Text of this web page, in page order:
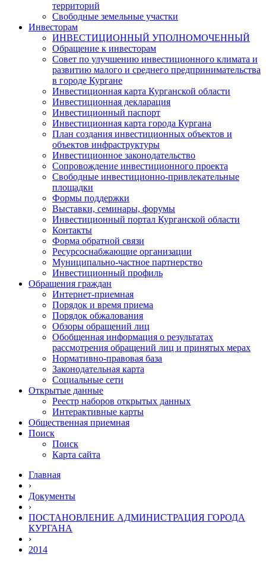
территорий
Свободные земельные участки
Инвесторам
ИНВЕСТИЦИОННЫЙ УПОЛНОМОЧЕННЫЙ
Обращение к инвесторам
Совет по улучшению инвестиционного климата и
развитию малого и среднего предпринимательства
в городе Кургане
Инвестиционная карта Курганской области
Инвестиционная декларация
Инвестиционный паспорт
Инвестиционная карта города Кургана
План создания инвестиционных объектов и
объектов инфраструктуры
Инвестиционное законодательство
Сопровождение инвестиционного проекта
Свободные инвестиционно-привлекательные
площадки
Формы поддержки
Выставки, семинары, форумы
Инвестиционный портал Курганской области
Контакты
Форма обратной связи
Ресурсоснабжающие организации
Муниципально-частное партнерство
Инвестиционный профиль
Обращения граждан
Интернет-приемная
Порядок и время приема
Порядок обжалования
Обзоры обращений лиц
Обобщенная информация о результатах
рассмотрения обращений лиц и принятых мерах
Нормативно-правовая база
Законодательная карта
Социальные сети
Открытые данные
Реестр наборов открытых данных
Интерактивные карты
Общественная приемная
Поиск
Поиск
Карта сайта
Главная
›
Документы
›
ПОСТАНОВЛЕНИЕ АДМИНИСТРАЦИЯ ГОРОДА
КУРГАНА
›
2014